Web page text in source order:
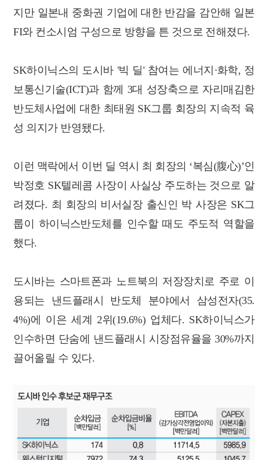
지만 일본내 중화권 기업에 대한 반감을 감안해 일본
FI와 컨소시엄 구성으로 방향을 튼 것으로 전해졌다.
SK하이닉스의 도시바 '빅 딜' 참여는 에너지·화학, 정
보통신기술(ICT)과 함께 3대 성장축으로 자리매김한
반도체사업에 대한 최태원 SK그룹 회장의 지속적 육
성 의지가 반영됐다.
이런 맥락에서 이번 딜 역시 최 회장의 ‘복심(腹心)’인
박정호 SK텔레콤 사장이 사실상 주도하는 것으로 알
려졌다. 최 회장의 비서실장 출신인 박 사장은 SK그
룹이 하이닉스반도체를 인수할 때도 주도적 역할을
했다.
도시바는 스마트폰과 노트북의 저장장치로 주로 이
용되는 낸드플래시 반도체 분야에서 삼성전자(35.
4%)에 이은 세계 2위(19.6%) 업체다. SK하이닉스가
인수하면 단숨에 낸드플래시 시장점유율을 30%까지
끌어올릴 수 있다.